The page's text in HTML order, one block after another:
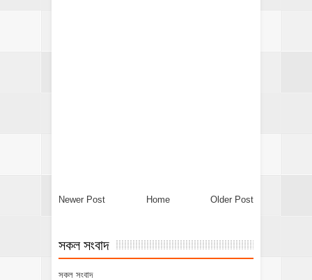
Newer Post Older Post
Home
সকল সংবাদ
সকল সংবাদ